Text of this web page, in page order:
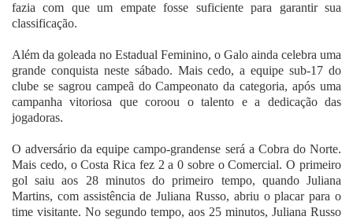
fazia com que um empate fosse suficiente para garantir sua
classificação.
Além da goleada no Estadual Feminino, o Galo ainda celebra uma
grande conquista neste sábado. Mais cedo, a equipe sub-17 do
clube se sagrou campeã do Campeonato da categoria, após uma
campanha vitoriosa que coroou o talento e a dedicação das
jogadoras.
O adversário da equipe campo-grandense será a Cobra do Norte.
Mais cedo, o Costa Rica fez 2 a 0 sobre o Comercial. O primeiro
gol saiu aos 28 minutos do primeiro tempo, quando Juliana
Martins, com assistência de Juliana Russo, abriu o placar para o
time visitante. No segundo tempo, aos 25 minutos, Juliana Russo